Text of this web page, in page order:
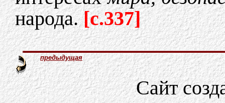
народа.[c.337]
предыдущая
Сайт